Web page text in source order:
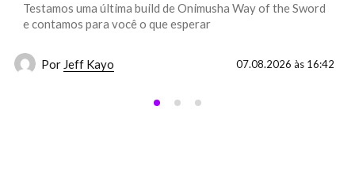
Testamos uma última build de Onimusha Way of the Sword
e contamos para você o que esperar
Por Jeff Kayo 07.08.2026 às 16:42